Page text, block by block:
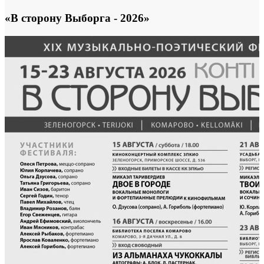
«В сторону Выборга - 2026»